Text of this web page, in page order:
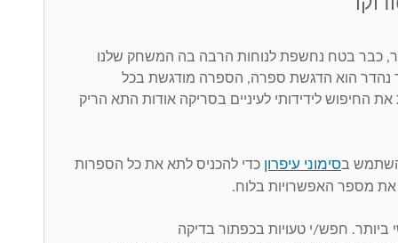
כבר בטח נחשפת לנוחות הרבה בה המשחק שלנו
נהדר הוא הדגשת ספרה, הספרה מודגשת בכל
החיפוש לידידותי לעיניים בסריקה אודות התא הריק
השתמש בסימוני עיפרון כדי להכניס לתא את כל הספרות
מספר האפשרויות בלוח.